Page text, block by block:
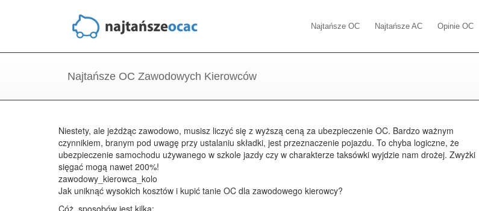
Najtańsze OC Najtańsze AC Opinie OC
Najtańsze OC Zawodowych Kierowców
Niestety, ale jeżdżąc zawodowo, musisz liczyć się z wyższą ceną za ubezpieczenie OC. Bardzo ważnym
czynnikiem, branym pod uwagę przy ustalaniu składki, jest przeznaczenie pojazdu. To chyba logiczne, że
ubezpieczenie samochodu używanego w szkole jazdy czy w charakterze taksówki wyjdzie nam drożej. Zwyżki
sięgać mogą nawet 200%!
zawodowy_kierowca_kolo
Jak uniknąć wysokich kosztów i kupić tanie OC dla zawodowego kierowcy?
Cóż, sposobów jest kilka: